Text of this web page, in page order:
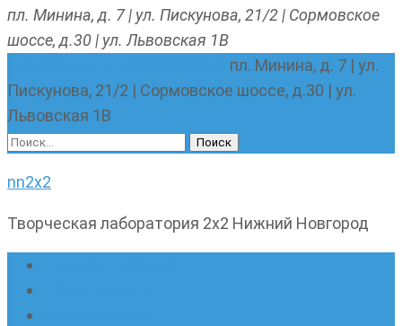
пл. Минина, д. 7 | ул. Пискунова, 21/2 | Сормовское
шоссе, д.30 | ул. Львовская 1В
пл. Минина, д. 7 | ул.
Пискунова, 21/2 | Сормовское шоссе, д.30 | ул.
Львовская 1В
Найти:
nn2x2
Творческая лаборатория 2х2 Нижний Новгород